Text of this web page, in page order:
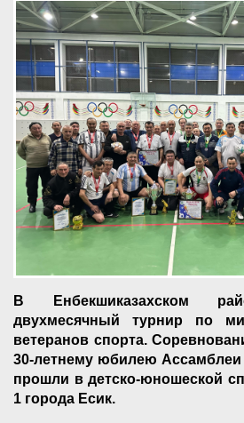
В Енбекшиказахском
двухмесячный турнир по
ветеранов спорта.
30-летнему юбилею Ассамблеи
прошли в детско-юношеской
1 города Есик.